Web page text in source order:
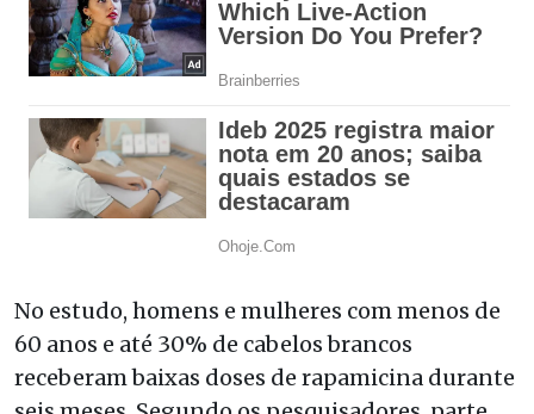
No estudo, homens e mulheres com menos de
60 anos e até 30% de cabelos brancos
receberam baixas doses de rapamicina durante